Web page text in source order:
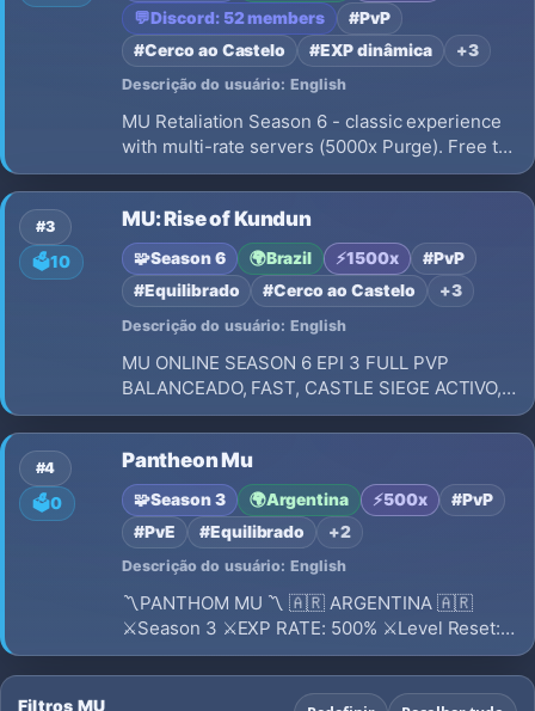
💬Discord: 52 members
#PvP
#Cerco ao Castelo
#EXP dinâmica +3
Descrição do usuário: English
MU Retaliation Season 6 - classic experience
with multi-rate servers (5000x Purge). Free to
Play, No Pay 2 Win. Achievements with real
rewards, active dev, growing community. Built
for players who love MU done right.
#3
🗳️10
MU: Rise of Kundun
🧩Season 6 🌍Brazil ⚡1500x
#PvP
#Equilibrado
#Cerco ao Castelo +3
Descrição do usuário: English
MU ONLINE SEASON 6 EPI 3 FULL PVP
BALANCEADO, FAST, CASTLE SIEGE ACTIVO,
REY DEL MU, ADMIN ONLINE 24 HRS REGALO
DE BIENVENIDA
#4
🗳️0
Pantheon Mu
🧩Season 3 🌍Argentina ⚡500x
#PvP
#PvE
#Equilibrado +2
Descrição do usuário: English
〽️PANTHOM MU 〽️ 🇦🇷 ARGENTINA 🇦🇷
⚔️Season 3 ⚔️EXP RATE: 500% ⚔️Level Reset:
400 ⚔️Drop: 40% ⚔️Stats Max: 65.000 ⚔️Máx. 2
cuentas por IP/PC 🔰️SET DE BIENVENIDA ♥ 🔰
3 DIAS VIP CUENTAS NUEVAS. 🔰BUFF 150%
Filtros MU